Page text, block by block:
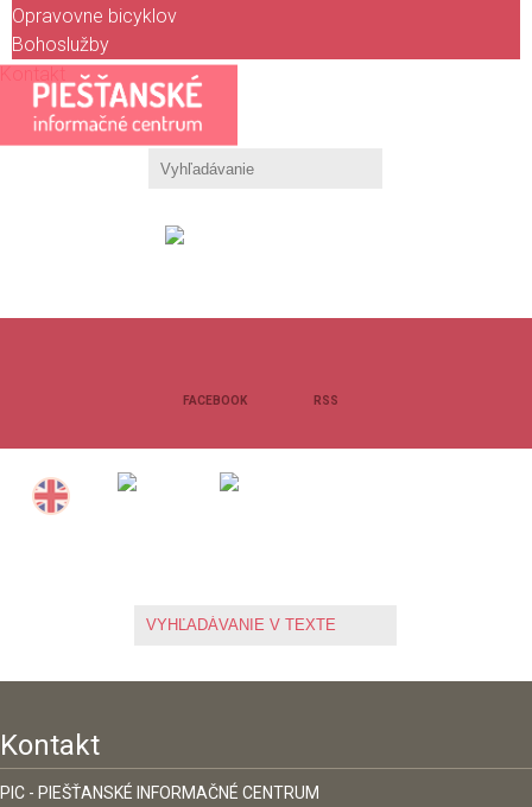
Opravovne bicyklov
Bohoslužby
Kontakt
FACEBOOK RSS
Kontakt
PIC - PIEŠŤANSKÉ INFORMAČNÉ CENTRUM